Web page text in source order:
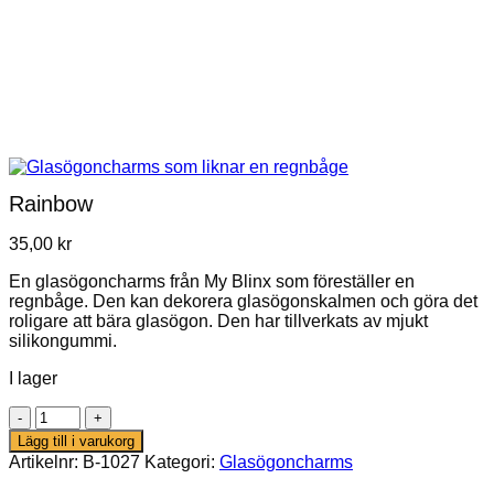
Rainbow
35,00 kr
En glasögoncharms från My Blinx som föreställer en
regnbåge. Den kan dekorera glasögonskalmen och göra det
roligare att bära glasögon. Den har tillverkats av mjukt
silikongummi.
I lager
Rainbow
mängd
Lägg till i varukorg
Artikelnr: B-1027 Kategori: Glasögoncharms